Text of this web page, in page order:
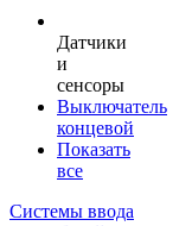
Датчики
и
сенсоры
Выключатель
концевой
Показать
все
Системы ввода